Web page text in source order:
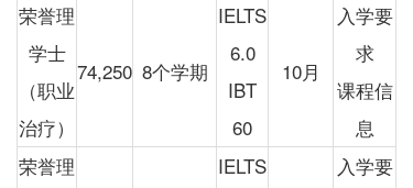
荣誉理
学士
（职业
治疗）
74,250 8个学期
IELTS
6.0
IBT
60
10月
入学要
求
课程信
息
荣誉理
IELTS
入学要